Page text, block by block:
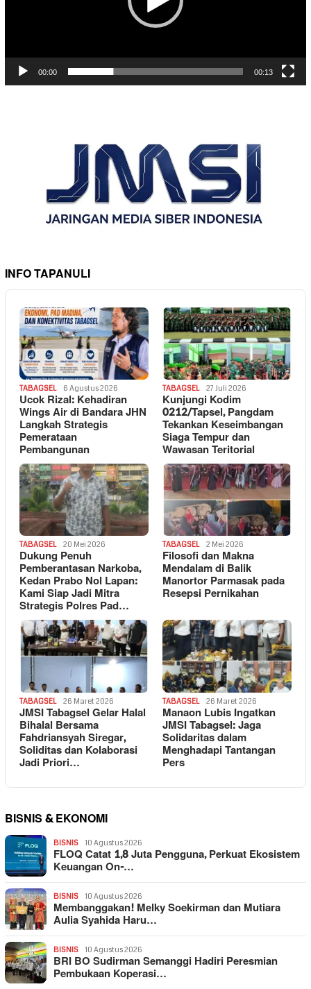
00:00 00:13
INFO TAPANULI
TABAGSEL 6 Agustus 2026
Ucok Rizal: Kehadiran
Wings Air di Bandara JHN
Langkah Strategis
Pemerataan
Pembangunan
TABAGSEL 27 Juli 2026
Kunjungi Kodim
0212/Tapsel, Pangdam
Tekankan Keseimbangan
Siaga Tempur dan
Wawasan Teritorial
TABAGSEL 20 Mei 2026
Dukung Penuh
Pemberantasan Narkoba,
Kedan Prabo Nol Lapan:
Kami Siap Jadi Mitra
Strategis Polres Pad…
TABAGSEL 2 Mei 2026
Filosofi dan Makna
Mendalam di Balik
Manortor Parmasak pada
Resepsi Pernikahan
TABAGSEL 26 Maret 2026
JMSI Tabagsel Gelar Halal
Bihalal Bersama
Fahdriansyah Siregar,
Soliditas dan Kolaborasi
Jadi Priori…
TABAGSEL 26 Maret 2026
Manaon Lubis Ingatkan
JMSI Tabagsel: Jaga
Solidaritas dalam
Menghadapi Tantangan
Pers
BISNIS & EKONOMI
BISNIS 10 Agustus 2026
FLOQ Catat 1,8 Juta Pengguna, Perkuat Ekosistem
Keuangan On-…
BISNIS 10 Agustus 2026
Membanggakan! Melky Soekirman dan Mutiara
Aulia Syahida Haru…
BISNIS 10 Agustus 2026
BRI BO Sudirman Semanggi Hadiri Peresmian
Pembukaan Koperasi…